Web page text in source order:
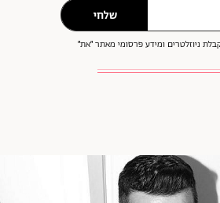
שלחי
ניוזלטרים ומידע פרסומי מאתר ״את״